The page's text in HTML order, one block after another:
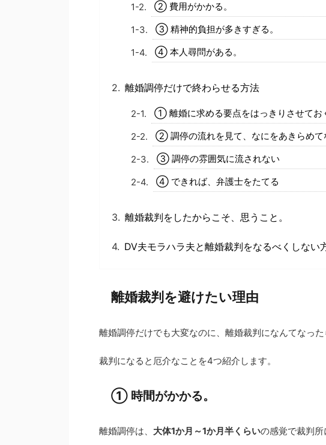
② 費用がかかる。
③ 精神的負担が多きすぎる。
④ 本人尋問がある。
離婚調停だけで終わらせる方法
① 離婚に求める要点をはっきりさせてお
② 調停の流れを見て、なにをあきらめて
③ 調停の雰囲気に流されない
④ できれば、弁護士をたてる
離婚裁判をしたからこそ、思うこと。
DV夫モラハラ夫と離婚裁判をなるべくしない
離婚裁判を避けたい理由
離婚調停だけでも大変なのに、離婚裁判になんてなっ
裁判になると厄介なことを4つ紹介します。
① 時間がかかる。
離婚調停は、 大体1か月～1か月半くらいの感覚で裁判所